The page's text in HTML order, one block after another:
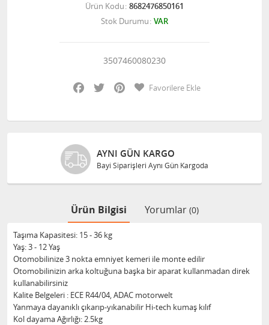
Ürün Kodu 8682476850161
Stok Durumu VAR
3507460080230
Facebook
Twitter PinterestFavorilere Ekle
AYNI GÜN KARGO
Bayi Siparişleri Aynı Gün Kargoda
Ürün Bilgisi Yorumlar (0)
Taşıma Kapasitesi: 15 - 36 kg
Yaş: 3 - 12 Yaş
Otomobilinize 3 nokta emniyet kemeri ile monte edilir
Otomobilinizin arka koltuğuna başka bir aparat kullanmadan direk
kullanabilirsiniz
Kalite Belgeleri : ECE R44/04, ADAC motorwelt
Yanmaya dayanıklı çıkarıp-yıkanabilir Hi-tech kumaş kılıf
Kol dayama Ağırlığı: 2.5kg